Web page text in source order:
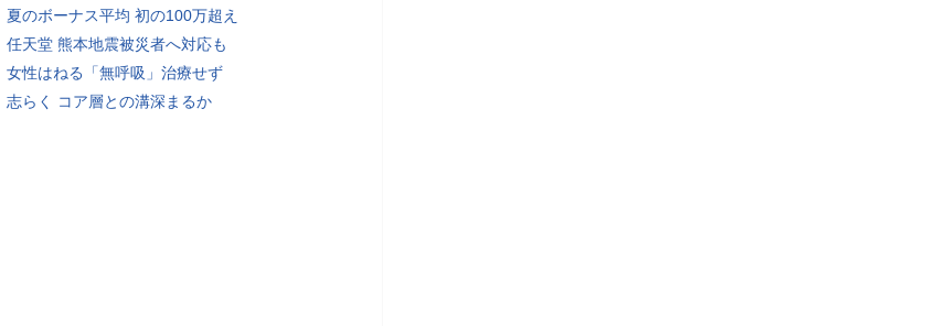
夏のボーナス平均 初の100万超え
任天堂 熊本地震被災者へ対応も
女性はねる「無呼吸」治療せず
志らく コア層との溝深まるか